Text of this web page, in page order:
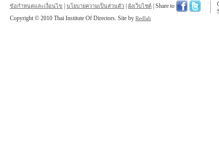
ข้อกำหนดและเงื่อนไข | นโยบายความเป็นส่วนตัว | ผังเว็บไซต์ | Share to
Copyright © 2010 Thai Institute Of Directors. Site by Redlab